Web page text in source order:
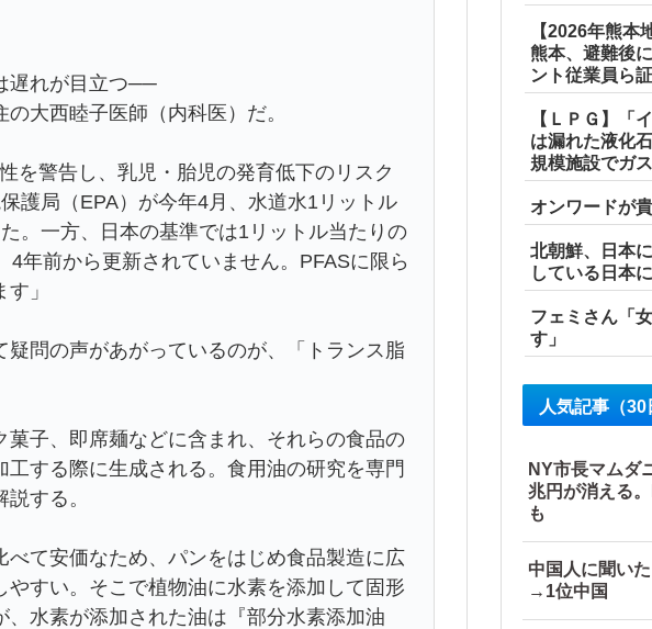
遅れが目立つ──
大西睦子医師（内科医）だ。
を警告し、乳児・胎児の発育低下のリスク
護局（EPA）が今年4月、水道水1リットル
。一方、日本の基準では1リットル当たりの
年前から更新されていません。PFASに限ら
」
問の声があがっているのが、「トランス脂
子、即席麺などに含まれ、それらの食品の
する際に生成される。食用油の研究を専門
する。
て安価なため、パンをはじめ食品製造に広
すい。そこで植物油に水素を添加して固形
水素が添加された油は『部分水素添加油
【2026年熊本
熊本、避難後
ント従業員ら
【ＬＰＧ】「
は漏れた液化
規模施設でガ
オンワードが
北朝鮮、日本
している日本
フェミさん「
す」
人気記事（30
NY市長マムダ
兆円が消える
も
中国人に聞い
→1位中国